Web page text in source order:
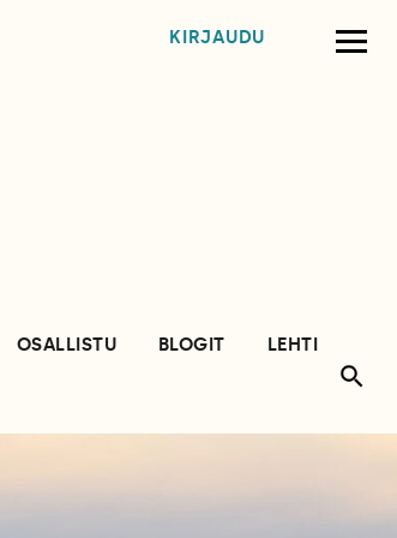
KIRJAUDU
OSALLISTU BLOGIT
LEHTI